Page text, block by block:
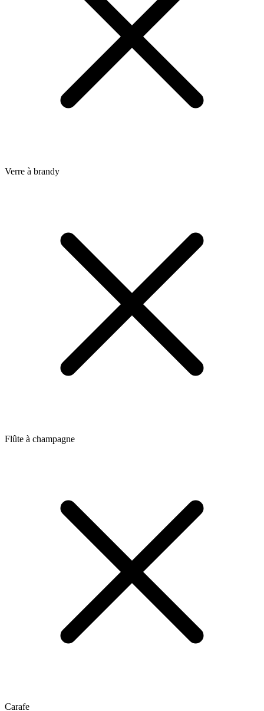
Verre à brandy
Flûte à champagne
Carafe